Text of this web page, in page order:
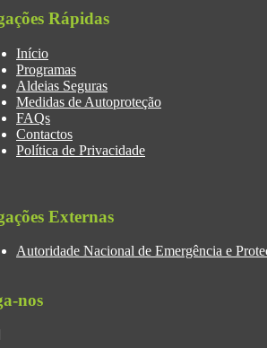
Rápidas
Início
Programas
Aldeias Seguras
Medidas de Autoproteção
FAQs
Contactos
Política de Privacidade
Externas
Autoridade Nacional de Emergência e
nos